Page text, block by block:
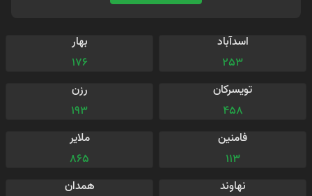
اسدآباد
253
بهار
176
تویسرکان
458
رزن
193
فامنین
113
ملایر
865
نهاوند
همدان